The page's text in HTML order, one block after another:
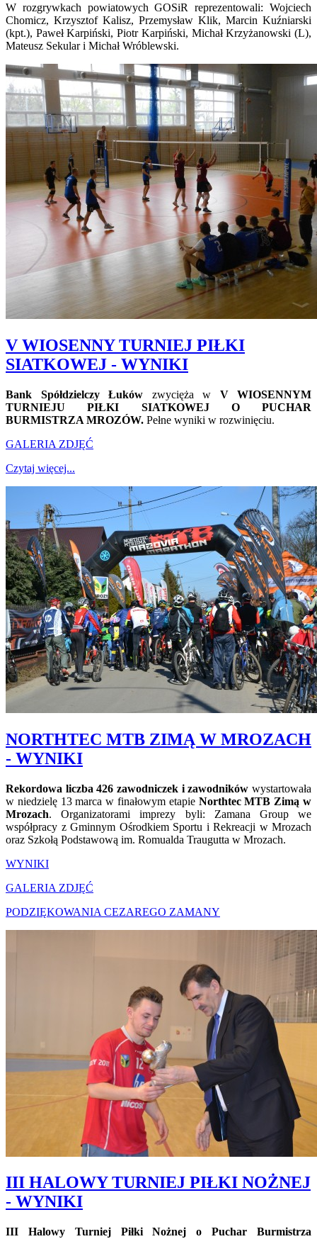
W rozgrywkach powiatowych GOSiR reprezentowali: Wojciech
Chomicz, Krzysztof Kalisz, Przemysław Klik, Marcin Kuźniarski
(kpt.), Paweł Karpiński, Piotr Karpiński, Michał Krzyżanowski (L),
Mateusz Sekular i Michał Wróblewski.
V WIOSENNY TURNIEJ PIŁKI
SIATKOWEJ - WYNIKI
Bank Spółdzielczy Łuków zwycięża w V WIOSENNYM
TURNIEJU PIŁKI SIATKOWEJ O PUCHAR
BURMISTRZA MROZÓW. Pełne wyniki w rozwinięciu.
GALERIA ZDJĘĆ
Czytaj więcej...
NORTHTEC MTB ZIMĄ W MROZACH
- WYNIKI
Rekordowa liczba 426 zawodniczek i zawodników wystartowała
w niedzielę 13 marca w finałowym etapie Northtec MTB Zimą w
Mrozach. Organizatorami imprezy byli: Zamana Group we
współpracy z Gminnym Ośrodkiem Sportu i Rekreacji w Mrozach
oraz Szkołą Podstawową im. Romualda Traugutta w Mrozach.
WYNIKI
GALERIA ZDJĘĆ
PODZIĘKOWANIA CEZAREGO ZAMANY
III HALOWY TURNIEJ PIŁKI NOŻNEJ
- WYNIKI
III Halowy Turniej Piłki Nożnej o Puchar Burmistrza